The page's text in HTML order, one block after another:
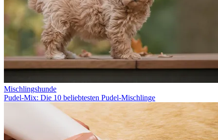
Mischlingshunde
Pudel-Mix: Die 10 beliebtesten Pudel-Mischlinge